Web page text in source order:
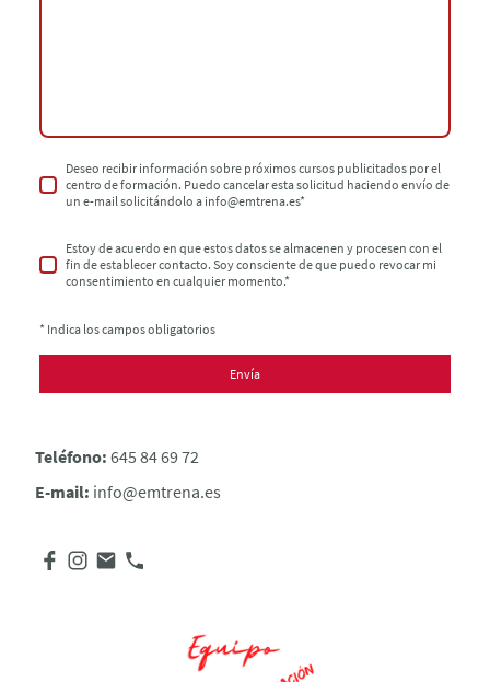
Deseo recibir información sobre próximos cursos publicitados por el
centro de formación. Puedo cancelar esta solicitud haciendo envío de
un e-mail solicitándolo a info@emtrena.es*
Estoy de acuerdo en que estos datos se almacenen y procesen con el
fin de establecer contacto. Soy consciente de que puedo revocar mi
consentimiento en cualquier momento.*
* Indica los campos obligatorios
Envía
Teléfono: 645 84 69 72
E-mail: info@emtrena.es